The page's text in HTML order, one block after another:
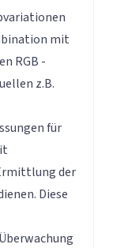
mit
RGB -
z.B.
für
der
Diese